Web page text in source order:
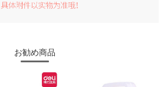
お勧め商品